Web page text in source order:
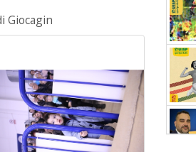
Giocagin